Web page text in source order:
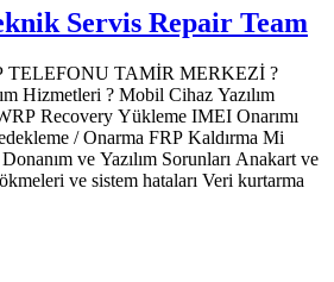
Servis Repair Team
TAMİR MERKEZİ ?️
Cihaz Yazılım
donanım tamiri Yazılım çökmeleri ve sistem hataları Veri kurtarma